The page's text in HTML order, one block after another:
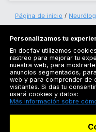
Página de inicio
Docfav
Personalizamos tu
En docfav utilizamos
rastreo para mejorar tu
nuestra web, para
anuncios segmentados,
web y para comprender de
visitantes. Si das tu
usará cookies y datos:
Más información sobre